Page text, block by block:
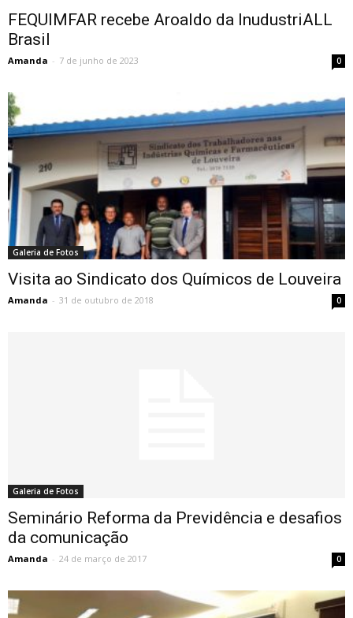
FEQUIMFAR recebe Aroaldo da InudustriALL
Brasil
Amanda - 7 de junho de 2023 0
Galeria de Fotos
Visita ao Sindicato dos Químicos de Louveira
Amanda - 31 de outubro de 2018 0
Galeria de Fotos
Seminário Reforma da Previdência e desafios
da comunicação
Amanda - 24 de março de 2017 0